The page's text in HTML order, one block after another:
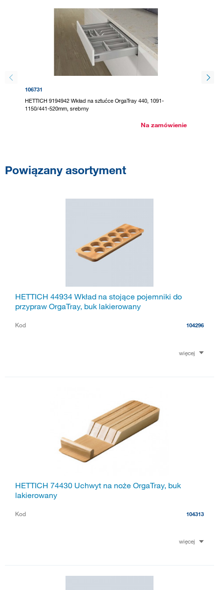
106731
HETTICH 9194942 Wkład na sztućce OrgaTray 440, 1091-
1150/441-520mm, srebrny
Na zamówienie
Powiązany asortyment
HETTICH 44934 Wkład na stojące pojemniki do
przypraw OrgaTray, buk lakierowany
Kod 104296
więcej
HETTICH 74430 Uchwyt na noże OrgaTray, buk
lakierowany
Kod 104313
więcej